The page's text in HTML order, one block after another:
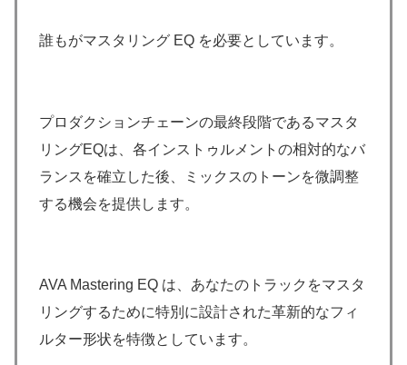
誰もがマスタリング EQ を必要としています。
プロダクションチェーンの最終段階であるマスタ
リングEQは、各インストゥルメントの相対的なバ
ランスを確立した後、ミックスのトーンを微調整
する機会を提供します。
AVA Mastering EQ は、あなたのトラックをマスタ
リングするために特別に設計された革新的なフィ
ルター形状を特徴としています。